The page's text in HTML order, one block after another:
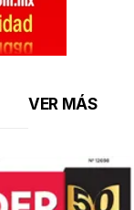
VER MÁS